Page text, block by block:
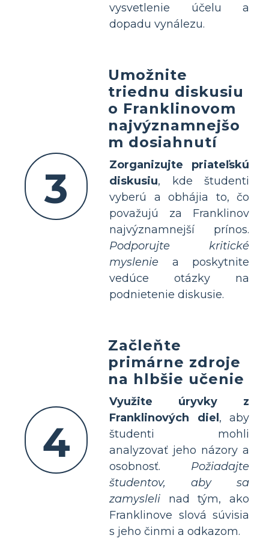
vysvetlenie účelu a
dopadu vynálezu.
3
Umožnite
triednu diskusiu
o Franklinovom
najvýznamnejšo
m dosiahnutí
Zorganizujte priateľskú
diskusiu, kde študenti
vyberú a obhájia to, čo
považujú za Franklinov
najvýznamnejší prínos.
Podporujte kritické
myslenie a poskytnite
vedúce otázky na
podnietenie diskusie.
4
Začleňte
primárne zdroje
na hlbšie učenie
Využite úryvky z
Franklinových diel , aby
študenti mohli
analyzovať jeho názory a
osobnosť. Požiadajte
študentov, aby sa
zamysleli nad tým, ako
Franklinove slová súvisia
s jeho činmi a odkazom.